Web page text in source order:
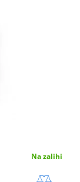
Na zalihi